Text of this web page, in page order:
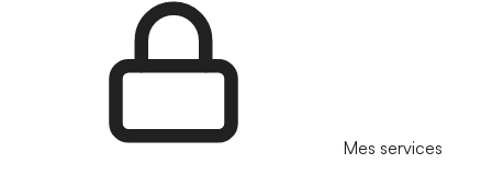
Mes services